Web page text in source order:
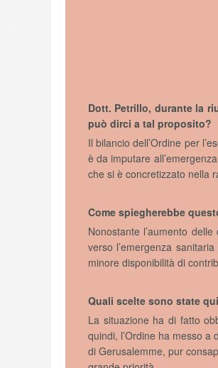
Dott. Petrillo, durante la
può dirci a tal proposito?
Il bilancio dell’Ordine per
è da imputare
che si è concretizzato nella
Come spiegherebbe
Nonostante l’aumento
verso l’emergenza
minore disponibilità di
Quali scelte sono state
La situazione ha di fatto
quindi, l’Ordine ha messo
di Gerusalemme, pur